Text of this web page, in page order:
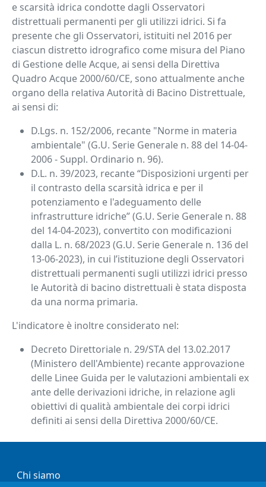
e scarsità idrica condotte dagli Osservatori
distrettuali permanenti per gli utilizzi idrici. Si fa
presente che gli Osservatori, istituiti nel 2016 per
ciascun distretto idrografico come misura del Piano
di Gestione delle Acque, ai sensi della Direttiva
Quadro Acque 2000/60/CE, sono attualmente anche
organo della relativa Autorità di Bacino Distrettuale,
ai sensi di:
D.Lgs. n. 152/2006, recante "Norme in materia
ambientale" (G.U. Serie Generale n. 88 del 14-04-
2006 - Suppl. Ordinario n. 96).
D.L. n. 39/2023, recante “Disposizioni urgenti per
il contrasto della scarsità idrica e per il
potenziamento e l'adeguamento delle
infrastrutture idriche” (G.U. Serie Generale n. 88
del 14-04-2023), convertito con modificazioni
dalla L. n. 68/2023 (G.U. Serie Generale n. 136 del
13-06-2023), in cui l’istituzione degli Osservatori
distrettuali permanenti sugli utilizzi idrici presso
le Autorità di bacino distrettuali è stata disposta
da una norma primaria.
L'indicatore è inoltre considerato nel:
Decreto Direttoriale n. 29/STA del 13.02.2017
(Ministero dell'Ambiente) recante approvazione
delle Linee Guida per le valutazioni ambientali ex
ante delle derivazioni idriche, in relazione agli
obiettivi di qualità ambientale dei corpi idrici
definiti ai sensi della Direttiva 2000/60/CE.
Informazioni
Chi siamo